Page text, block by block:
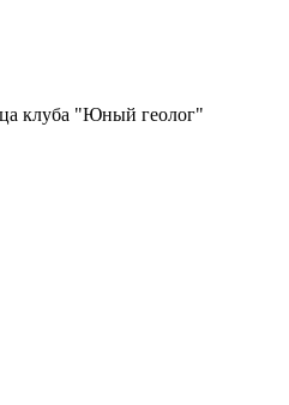
клуба "Юный геолог"